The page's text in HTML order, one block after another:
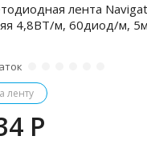
лента
4,8ВТ/м, 60диод/м, 5м
ленту
P